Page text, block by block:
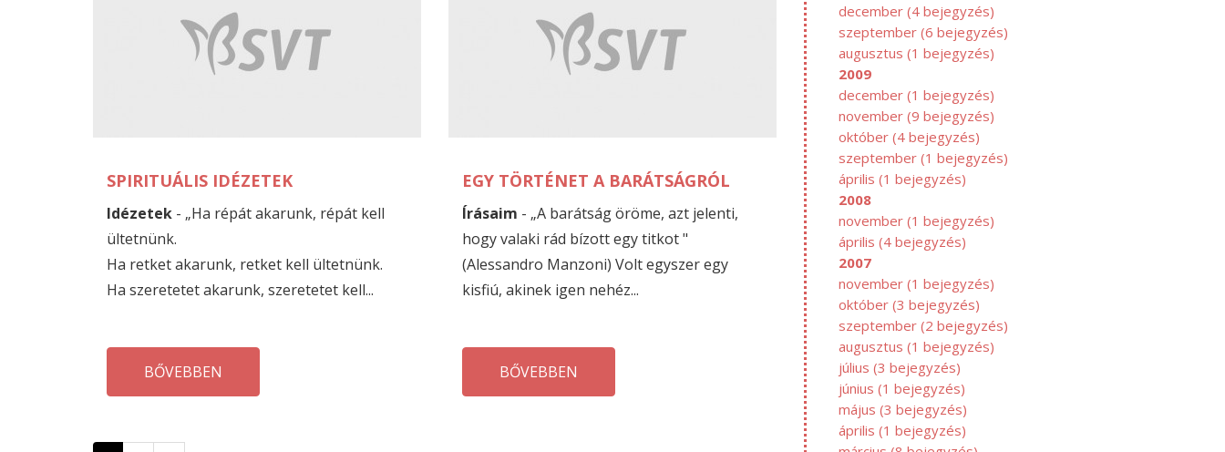
SPIRITUÁLIS IDÉZETEK
Idézetek - „Ha répát akarunk, répát kell
ültetnünk.
Ha retket akarunk, retket kell ültetnünk.
Ha szeretetet akarunk, szeretetet kell...
BŐVEBBEN
MÁJUS
31
EGY TÖRTÉNET A BARÁTSÁGRÓL
Írásaim - „A barátság öröme, azt jelenti,
hogy valaki rád bízott egy titkot "
(Alessandro Manzoni) Volt egyszer egy
kisfiú, akinek igen nehéz...
BŐVEBBEN
december (4 bejegyzés)
szeptember (6 bejegyzés)
augusztus (1 bejegyzés)
2009
december (1 bejegyzés)
november (9 bejegyzés)
október (4 bejegyzés)
szeptember (1 bejegyzés)
április (1 bejegyzés)
2008
november (1 bejegyzés)
április (4 bejegyzés)
2007
november (1 bejegyzés)
október (3 bejegyzés)
szeptember (2 bejegyzés)
augusztus (1 bejegyzés)
július (3 bejegyzés)
június (1 bejegyzés)
május (3 bejegyzés)
április (1 bejegyzés)